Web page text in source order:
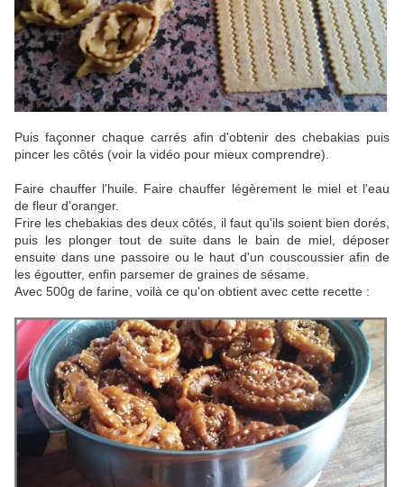
Puis façonner chaque carrés afin d'obtenir des chebakias puis
pincer les côtés (voir la vidéo pour mieux comprendre).
Faire chauffer l'huile. Faire chauffer légèrement le miel et l'eau
de fleur d'oranger.
Frire les chebakias des deux côtés, il faut qu'ils soient bien dorés,
puis les plonger tout de suite dans le bain de miel, déposer
ensuite dans une passoire ou le haut d'un couscoussier afin de
les égoutter, enfin parsemer de graines de sésame.
Avec 500g de farine, voilà ce qu'on obtient avec cette recette :